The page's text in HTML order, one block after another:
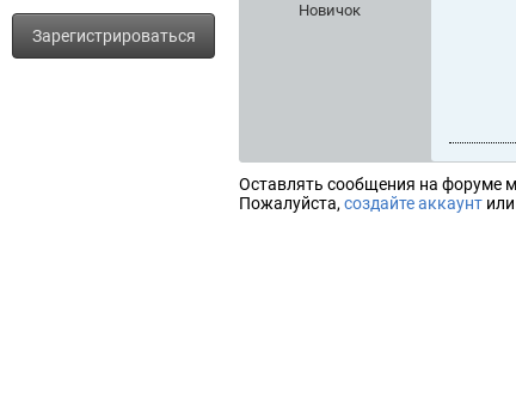
Зарегистрироваться
Новичок
Оставлять сообщения на форуме
Пожалуйста, создайте аккаунт